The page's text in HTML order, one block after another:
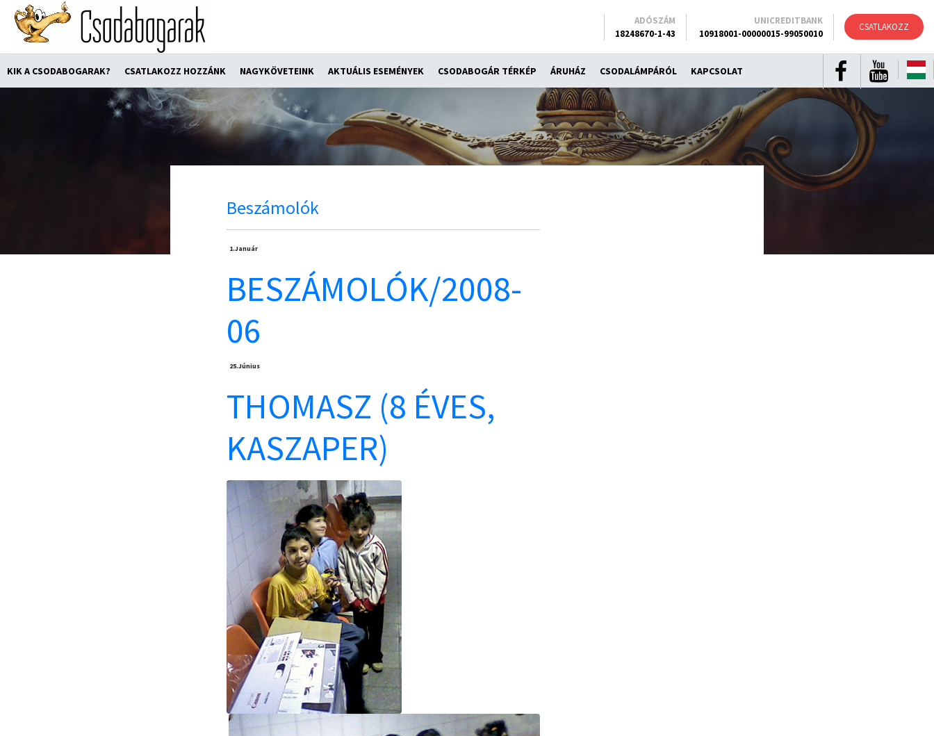
CSATLAKOZZ
KIK A CSODABOGARAK? CSATLAKOZZ HOZZÁNK NAGYKÖVETEINK AKTUÁLIS ESEMÉNYEK CSODABOGÁR TÉRKÉP ÁRUHÁZ CSODALÁMPÁRÓL KAPCSOLAT
ADÓSZÁM
18248670-1-43
UNICREDITBANK
10918001-00000015-99050010
Beszámolók
1.Január
BESZÁMOLÓK/2008-
06
25.Június
THOMASZ (8 ÉVES,
KASZAPER)